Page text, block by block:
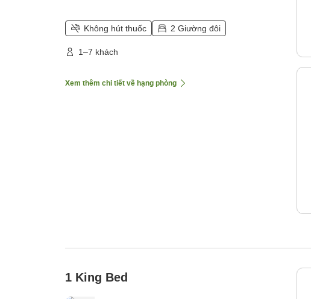
Không hút thuốc 2 Giường đôi
1–7 khách
Xem thêm chi tiết về hạng phòng
1 King Bed